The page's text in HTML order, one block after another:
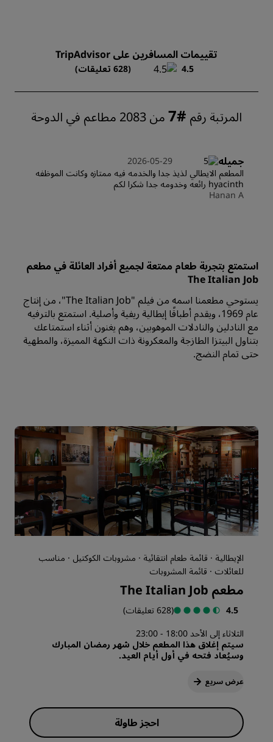
تقييمات المسافرين على TripAdvisor
4.5 (628 تعليقات)
المرتبة رقم #7 من 2083 مطاعم في الدوحة
جميله
2026-05-29
المطعم الايطالي لذيذ جدا والخدمه فيه ممتازه وكانت الموظفه
hyacinth رائعه وخدومه جدا شكرا لكم
Hanan A
استمتع بتجربة طعام ممتعة لجميع أفراد العائلة في مطعم
The Italian Job
يستوحي مطعمنا اسمه من فيلم "The Italian Job"، من إنتاج
عام 1969، ويقدم أطباقًا إيطالية ريفية وأصلية. استمتع بالترفيه
مع النادلين والنادلات الموهوبين، وهم يغنون أثناء استمتاعك
بتناول البيتزا الطازجة والمعكرونة ذات النكهة المميزة، والمطهية
حتى تمام النضج.
الإيطالية · قائمة طعام انتقائية · مشروبات الكوكتيل · مناسب
للعائلات · قائمة المشروبات
مطعم The Italian Job
4.5
(628 تعليقات)
الثلاثاء إلى الأحد 18:00 - 23:00
سيتم إغلاق هذا المطعم خلال شهر رمضان المبارك
وسيُعاد فتحه في أول أيام العيد.
عرض سريع
احجز طاولة